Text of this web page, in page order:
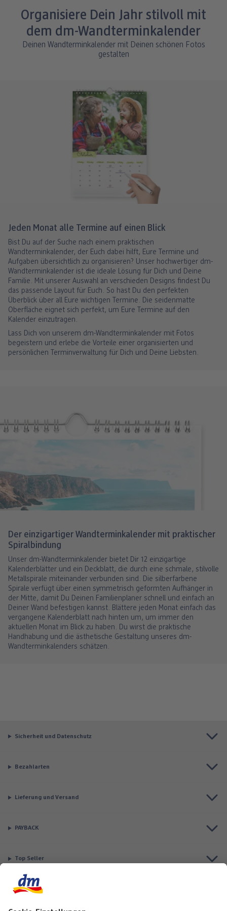
natürliche Wirkung. Das Recyclingpapier hat
eine Stärke von 250 g/m².
Organisiere Dein Jahr stilvoll mit
dem dm-Wandterminkalender
Deinen Wandterminkalender mit Deinen schönen Fotos
gestalten
Jeden Monat alle Termine auf einen Blick
Bist Du auf der Suche nach einem praktischen
Wandterminkalender, der Euch dabei hilft, Eure Termine und
Aufgaben übersichtlich zu organisieren? Unser hochwertiger dm-
Wandterminkalender ist die ideale Lösung für Dich und Deine
Familie. Mit unserer Auswahl an verschieden Designs findest Du
das passende Layout für Euch. So hast Du den perfekten
Überblick über all Eure wichtigen Termine. Die seidenmatte
Oberfläche eignet sich perfekt, um Eure Termine auf den
Kalender einzutragen.
Lass Dich von unserem dm-Wandterminkalender mit Fotos
begeistern und erlebe die Vorteile einer organisierten und
persönlichen Terminverwaltung für Dich und Deine Liebsten.
Der einzigartiger Wandterminkalender mit praktischer
Spiralbindung
Unser dm-Wandterminkalender bietet Dir 12 einzigartige
Kalenderblätter und ein Deckblatt, die durch eine schmale, stilvolle
Metallspirale miteinander verbunden sind. Die silberfarbene
Spirale verfügt über einen symmetrisch geformten Aufhänger in
der Mitte, damit Du Deinen Familienplaner schnell und einfach an
Deiner Wand befestigen kannst. Blättere jeden Monat einfach das
vergangene Kalenderblatt nach hinten um, um immer den
aktuellen Monat im Blick zu haben. Du wirst die praktische
Handhabung und die ästhetische Gestaltung unseres dm-
Wandterminkalenders schätzen.
Sicherheit und Datenschutz
Bezahlarten
Lieferung und Versand
PAYBACK
Top Seller
Aktuell besonders beliebt